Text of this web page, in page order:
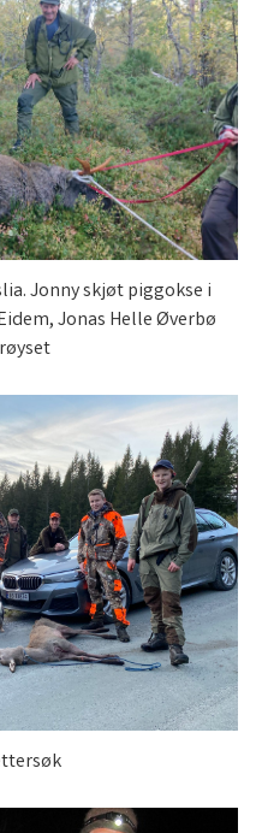
Jonny skjøt piggokse i
Jonas Helle Øverbø